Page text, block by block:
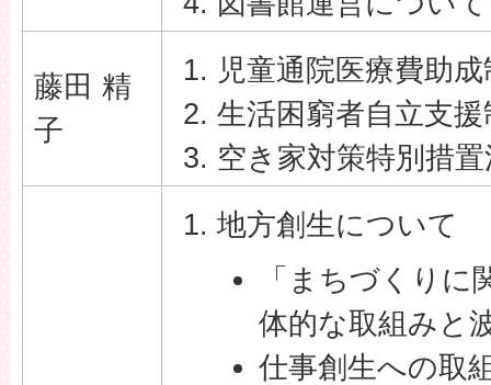
藤田 精
子
児童通院医療費助
生活困窮者自立支
空き家対策特別措
地方創生について
「まちづくりに
体的な取組みと
仕事創生への取